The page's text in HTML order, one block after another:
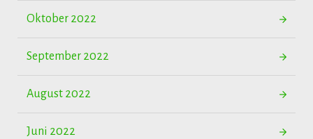
Oktober 2022
September 2022
August 2022
Juni 2022